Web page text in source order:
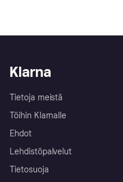
Klarna
Tietoja meistä
Töihin Klarnalle
Ehdot
Lehdistöpalvelut
Tietosuoja